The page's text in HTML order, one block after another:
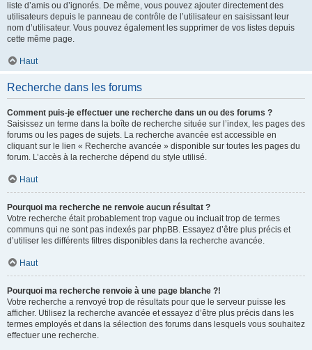
liste d’amis ou d’ignorés. De même, vous pouvez ajouter directement des
utilisateurs depuis le panneau de contrôle de l’utilisateur en saisissant leur
nom d’utilisateur. Vous pouvez également les supprimer de vos listes depuis
cette même page.
Haut
Recherche dans les forums
Comment puis-je effectuer une recherche dans un ou des forums ?
Saisissez un terme dans la boîte de recherche située sur l’index, les pages des
forums ou les pages de sujets. La recherche avancée est accessible en
cliquant sur le lien « Recherche avancée » disponible sur toutes les pages du
forum. L’accès à la recherche dépend du style utilisé.
Haut
Pourquoi ma recherche ne renvoie aucun résultat ?
Votre recherche était probablement trop vague ou incluait trop de termes
communs qui ne sont pas indexés par phpBB. Essayez d’être plus précis et
d’utiliser les différents filtres disponibles dans la recherche avancée.
Haut
Pourquoi ma recherche renvoie à une page blanche ?!
Votre recherche a renvoyé trop de résultats pour que le serveur puisse les
afficher. Utilisez la recherche avancée et essayez d’être plus précis dans les
termes employés et dans la sélection des forums dans lesquels vous souhaitez
effectuer une recherche.